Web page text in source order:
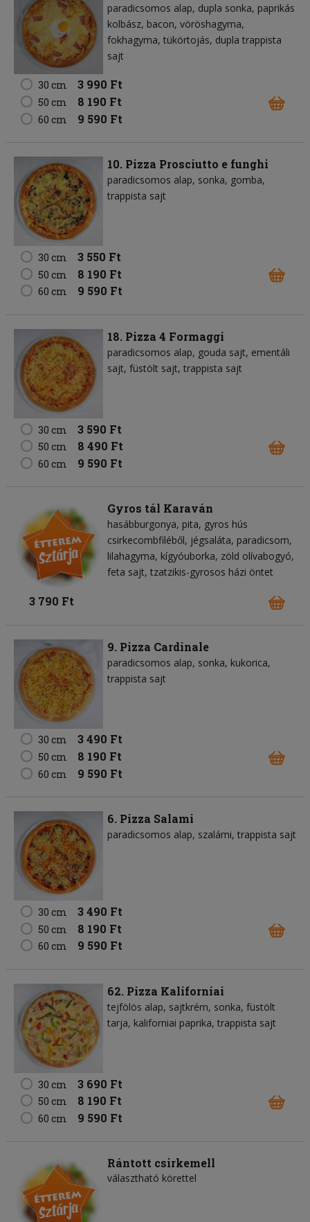
paradicsomos alap dupla sonka paprikás
kolbász bacon vöröshagyma
fokhagyma tükörtojás dupla trappista
sajt
30 cm 3 990 Ft
50 cm 8 190 Ft
60 cm 9 590 Ft
10. Pizza Prosciutto e funghi
paradicsomos alap sonka gomba
trappista sajt
30 cm 3 550 Ft
50 cm 8 190 Ft
60 cm 9 590 Ft
18. Pizza 4 Formaggi
paradicsomos alap gouda sajt ementáli
sajt füstölt sajt trappista sajt
30 cm 3 590 Ft
50 cm 8 490 Ft
60 cm 9 590 Ft
Gyros tál Karaván
hasábburgonya pita gyros hús
csirkecombfiléből jégsaláta paradicsom
lilahagyma kígyóuborka zöld olívabogyó
feta sajt tzatzikis-gyrosos házi öntet
3 790 Ft
9. Pizza Cardinale
paradicsomos alap sonka kukorica
trappista sajt
30 cm 3 490 Ft
50 cm 8 190 Ft
60 cm 9 590 Ft
6. Pizza Salami
paradicsomos alap szalámi trappista sajt
30 cm 3 490 Ft
50 cm 8 190 Ft
60 cm 9 590 Ft
62. Pizza Kaliforniai
tejfölös alap sajtkrém sonka füstölt
tarja kaliforniai paprika trappista sajt
30 cm 3 690 Ft
50 cm 8 190 Ft
60 cm 9 590 Ft
Rántott csirkemell
választható körettel